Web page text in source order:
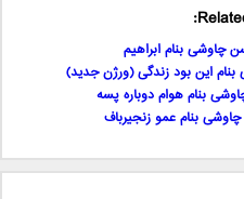
چاوشی بنام ابراهیم
این بود زندگی (ورژن جدید)
بنام هوام دوباره پسه
بنام عمو زنجیرباف